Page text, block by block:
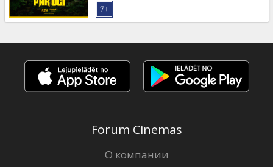
Клуб
Forum Cinemas
О компании